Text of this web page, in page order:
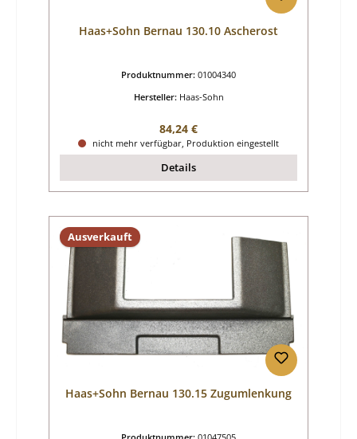
Haas+Sohn Bernau 130.10 Ascherost
Produktnummer: 01004340
Hersteller: Haas-Sohn
Regulärer Preis:
84,24 €
nicht mehr verfügbar, Produktion eingestellt
Details
Ausverkauft
Haas+Sohn Bernau 130.15 Zugumlenkung